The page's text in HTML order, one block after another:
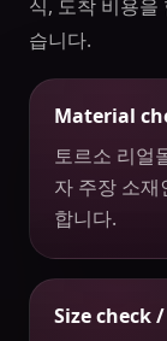
식, 도착 비용을
습니다.
Material
토르소 리얼
자 주장 소
합니다.
Size check /